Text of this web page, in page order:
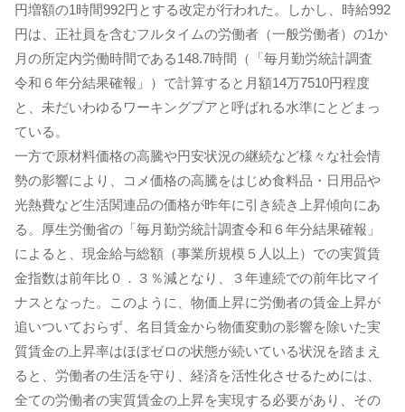
円増額の1時間992円とする改定が行われた。しかし、時給992
円は、正社員を含むフルタイムの労働者（一般労働者）の1か
月の所定内労働時間である148.7時間（「毎月勤労統計調査
令和６年分結果確報」）で計算すると月額14万7510円程度
と、未だいわゆるワーキングプアと呼ばれる水準にとどまっ
ている。
一方で原材料価格の高騰や円安状況の継続など様々な社会情
勢の影響により、コメ価格の高騰をはじめ食料品・日用品や
光熱費など生活関連品の価格が昨年に引き続き上昇傾向にあ
る。厚生労働省の「毎月勤労統計調査令和６年分結果確報」
によると、現金給与総額（事業所規模５人以上）での実質賃
金指数は前年比０．３％減となり、３年連続での前年比マイ
ナスとなった。このように、物価上昇に労働者の賃金上昇が
追いついておらず、名目賃金から物価変動の影響を除いた実
質賃金の上昇率はほぼゼロの状態が続いている状況を踏まえ
ると、労働者の生活を守り、経済を活性化させるためには、
全ての労働者の実質賃金の上昇を実現する必要があり、その